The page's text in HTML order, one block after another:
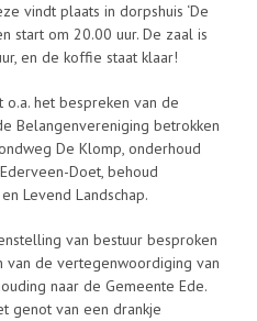
vindt plaats in dorpshuis ‘De
start om 20.00 uur. De zaal is
en de koffie staat klaar!
o.a. het bespreken van de
Belangenvereniging betrokken
De Klomp, onderhoud
Doet, behoud
Levend Landschap.
van bestuur besproken
van de vertegenwoordiging van
naar de Gemeente Ede.
genot van een drankje